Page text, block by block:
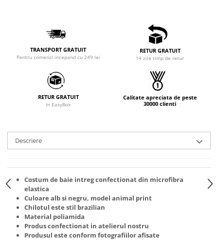
TRANSPORT GRATUIT
Pentru comenzi incepand cu 249 lei
RETUR GRATUIT
14 zile timp de retur
RETUR GRATUIT
In EasyBox
Calitate apreciata de peste
30000 clienti
Descriere
Costum de baie intreg confectionat din microfibra
elastica
Culoare alb si negru, model animal print
Chilotul este stil brazilian
Material poliamida
Produs confectionat in atelierul nostru
Produsul este conform fotografiilor afisate